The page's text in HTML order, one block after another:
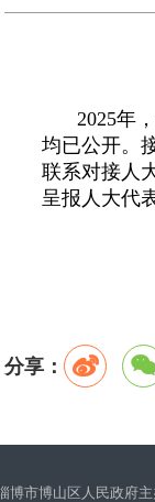
2025年
均已公开。
联系对接人
呈报人大代
分享：
博市博山区人民政